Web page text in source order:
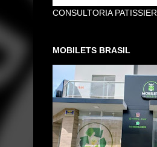
CONSULTORIA PATISSIER
MOBILETS BRASIL